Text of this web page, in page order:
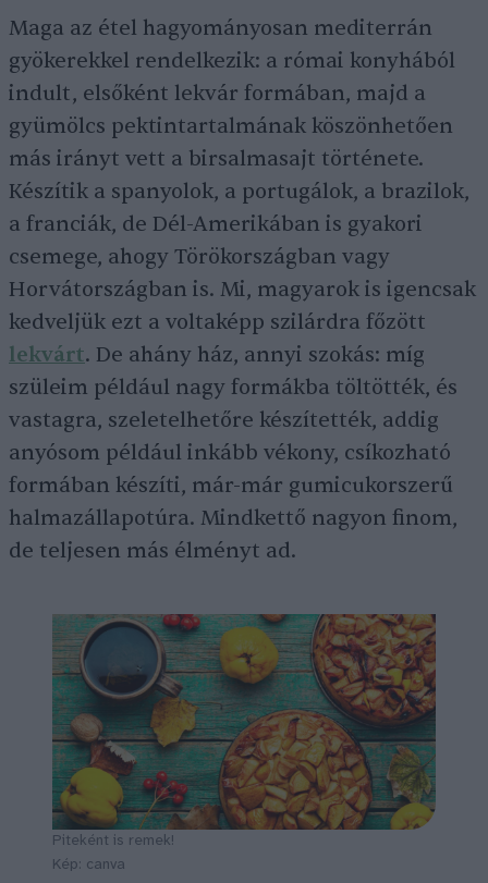
Maga az étel hagyományosan mediterrán
gyökerekkel rendelkezik: a római konyhából
indult, elsőként lekvár formában, majd a
gyümölcs pektintartalmának köszönhetően
más irányt vett a birsalmasajt története.
Készítik a spanyolok, a portugálok, a brazilok,
a franciák, de Dél-Amerikában is gyakori
csemege, ahogy Törökországban vagy
Horvátországban is. Mi, magyarok is igencsak
kedveljük ezt a voltaképp szilárdra főzött
lekvárt. De ahány ház, annyi szokás: míg
szüleim például nagy formákba töltötték, és
vastagra, szeletelhetőre készítették, addig
anyósom például inkább vékony, csíkozható
formában készíti, már-már gumicukorszerű
halmazállapotúra. Mindkettő nagyon finom,
de teljesen más élményt ad.
Piteként is remek!
Kép: canva